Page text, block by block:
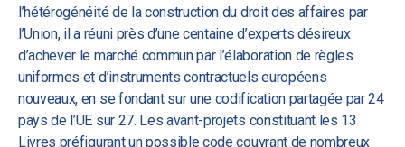
l’hétérogénéité de la construction du droit des affaires par
l’Union, il a réuni près d’une centaine d’experts désireux
d’achever le marché commun par l’élaboration de règles
uniformes et d’instruments contractuels européens
nouveaux, en se fondant sur une codification partagée par 24
pays de l’UE sur 27. Les avant-projets constituant les 13
Livres préfigurant un possible code couvrant de nombreux